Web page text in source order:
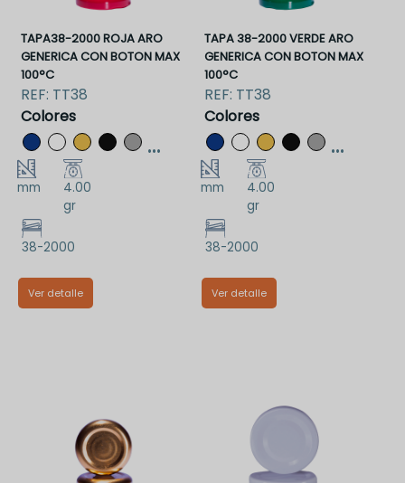
TAPA38-2000 ROJA ARO
GENERICA CON BOTON MAX
100°C
REF: TT38
Colores
...
mm
4.00
gr
38-2000
Ver detalle
TAPA 38-2000 VERDE ARO
GENERICA CON BOTON MAX
100°C
REF: TT38
Colores
...
mm
4.00
gr
38-2000
Ver detalle